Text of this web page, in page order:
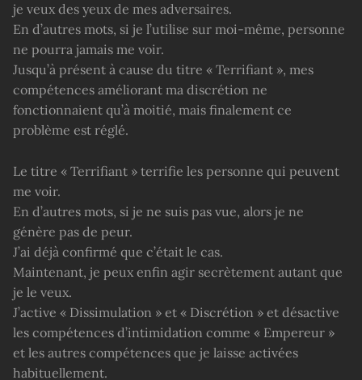
je veux des yeux de mes adversaires.
En d’autres mots, si je l’utilise sur moi-même, personne
ne pourra jamais me voir.
Jusqu’à présent à cause du titre « Terrifiant », mes
compétences améliorant ma discrétion ne
fonctionnaient qu’à moitié, mais finalement ce
problème est réglé.
Le titre « Terrifiant » terrifie les personne qui peuvent
me voir.
En d’autres mots, si je ne suis pas vue, alors je ne
génère pas de peur.
J’ai déjà confirmé que c’était le cas.
Maintenant, je peux enfin agir secrètement autant que
je le veux.
J’active « Dissimulation » et « Discrétion » et désactive
les compétences d’intimidation comme « Empereur »
et les autres compétences que je laisse activées
habituellement.